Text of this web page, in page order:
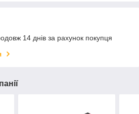
14 днів за рахунок покупця